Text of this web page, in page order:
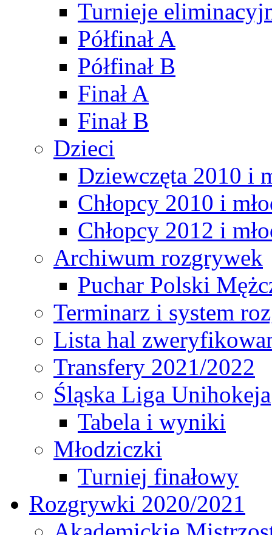
Turnieje
Półfinał A
Półfinał B
Finał A
Finał B
Dzieci
Dziewczęta 2010 i
Chłopcy 2010 i
Chłopcy 2012 i
Archiwum rozgrywek
Puchar Polski
Terminarz i system
Lista hal
Transfery 2021/2022
Śląska Liga Unihokeja
Tabela i wyniki
Młodziczki
Turniej finałowy
Rozgrywki 2020/2021